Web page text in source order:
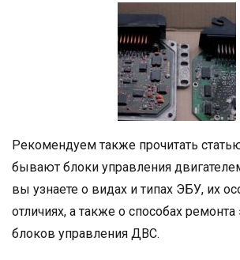
Рекомендуем также прочитать
бывают блоки управления
вы узнаете о видах и типах ЭБУ, их
отличиях, а также о способах
блоков управления ДВС.